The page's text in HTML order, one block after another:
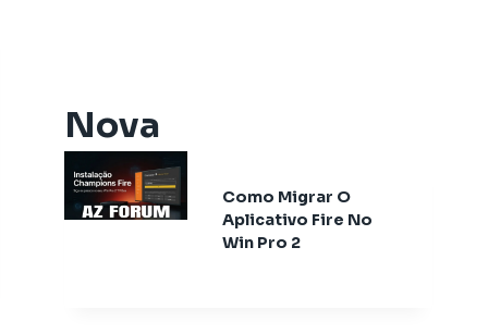
Athomics Aura
Athomics Connect
Athomics Eon
Athomics EX
Athomics Ex Slim
Nova
Como Migrar O
Aplicativo Fire No
Win Pro 2